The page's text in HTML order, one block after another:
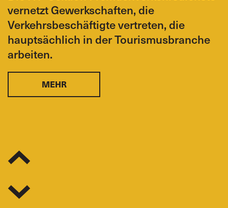
CODOTATUR Dominican Republic
Ordinary member
Thomas Orechowski
SIU, USA
Ordinary member
Samia Hashi
vernetzt Gewerkschaften, die
Verkehrsbeschäftigte vertreten, die
hauptsächlich in der Tourismusbranche
arbeiten.
MEHR